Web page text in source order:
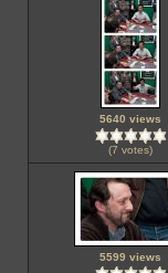
5640 views
(7 votes)
5599 views